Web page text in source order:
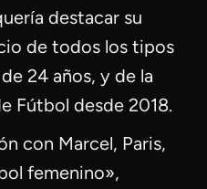
destacar su
de todos los tipos
24 años, y de la
Fútbol desde 2018.
con Marcel, Paris,
femenino»,